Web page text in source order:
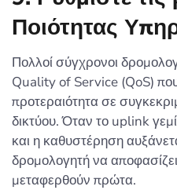
Ποιότητας
Πολλοί σύγχρονοι
Quality of Service (QoS)
προτεραιότητα σε
δικτύου. Όταν το uplink
και η καθυστέρηση
δρομολογητή να
μεταφερθούν πρώτα.